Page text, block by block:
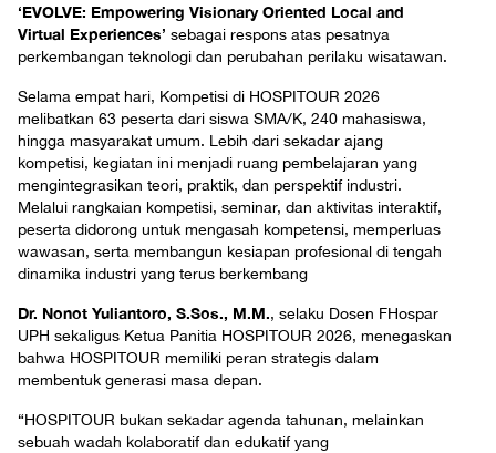
‘EVOLVE: Empowering Visionary Oriented Local and
Virtual Experiences’ sebagai respons atas pesatnya
perkembangan teknologi dan perubahan perilaku wisatawan.
Selama empat hari, Kompetisi di HOSPITOUR 2026
melibatkan 63 peserta dari siswa SMA/K, 240 mahasiswa,
hingga masyarakat umum. Lebih dari sekadar ajang
kompetisi, kegiatan ini menjadi ruang pembelajaran yang
mengintegrasikan teori, praktik, dan perspektif industri.
Melalui rangkaian kompetisi, seminar, dan aktivitas interaktif,
peserta didorong untuk mengasah kompetensi, memperluas
wawasan, serta membangun kesiapan profesional di tengah
dinamika industri yang terus berkembang
Dr. Nonot Yuliantoro, S.Sos., M.M., selaku Dosen FHospar
UPH sekaligus Ketua Panitia HOSPITOUR 2026, menegaskan
bahwa HOSPITOUR memiliki peran strategis dalam
membentuk generasi masa depan.
“HOSPITOUR bukan sekadar agenda tahunan, melainkan
sebuah wadah kolaboratif dan edukatif yang